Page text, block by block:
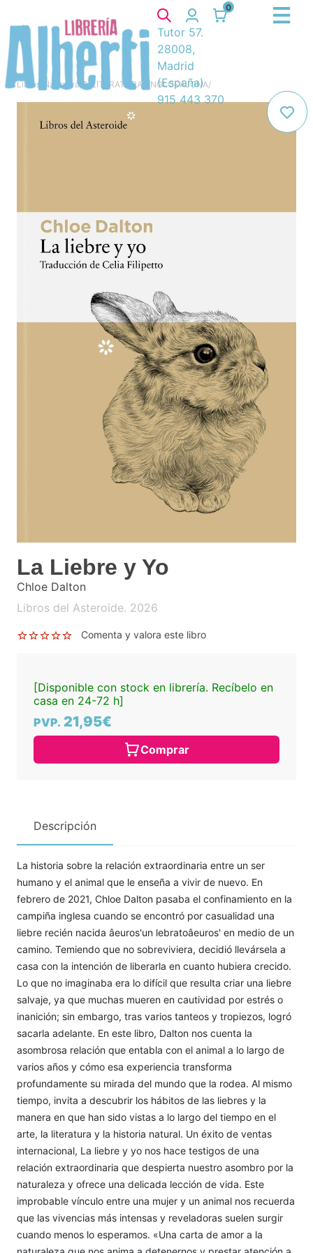
0
Tutor 57.
28008,
Madrid
(España)
915 443 370
Libros Narrativa/ 8. LITERATURA ANGLOSAJONA/
La Liebre y Yo
Chloe Dalton
Libros del Asteroide. 2026
Comenta y valora este libro
[Disponible con stock en librería. Recíbelo en
casa en 24-72 h]
PVP. 21,95€
Comprar
Descripción
La historia sobre la relación extraordinaria entre un ser
humano y el animal que le enseña a vivir de nuevo. En
febrero de 2021, Chloe Dalton pasaba el confinamiento en la
campiña inglesa cuando se encontró por casualidad una
liebre recién nacida âeuros'un lebratoâeuros' en medio de un
camino. Temiendo que no sobreviviera, decidió llevársela a
casa con la intención de liberarla en cuanto hubiera crecido.
Lo que no imaginaba era lo difícil que resulta criar una liebre
salvaje, ya que muchas mueren en cautividad por estrés o
inanición; sin embargo, tras varios tanteos y tropiezos, logró
sacarla adelante. En este libro, Dalton nos cuenta la
asombrosa relación que entabla con el animal a lo largo de
varios años y cómo esa experiencia transforma
profundamente su mirada del mundo que la rodea. Al mismo
tiempo, invita a descubrir los hábitos de las liebres y la
manera en que han sido vistas a lo largo del tiempo en el
arte, la literatura y la historia natural. Un éxito de ventas
internacional, La liebre y yo nos hace testigos de una
relación extraordinaria que despierta nuestro asombro por la
naturaleza y ofrece una delicada lección de vida. Este
improbable vínculo entre una mujer y un animal nos recuerda
que las vivencias más intensas y reveladoras suelen surgir
cuando menos lo esperamos. «Una carta de amor a la